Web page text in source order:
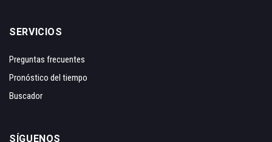
SERVICIOS
Preguntas frecuentes
Pronóstico del tiempo
Buscador
SÍGUENOS